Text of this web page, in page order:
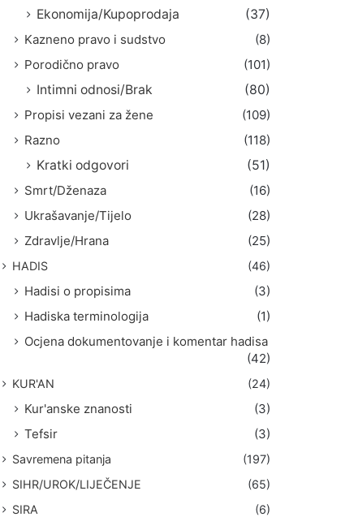
Ekonomija/Kupoprodaja
(37)
Kazneno pravo i sudstvo
(8)
Porodično pravo
(101)
Intimni odnosi/Brak
(80)
Propisi vezani za žene
(109)
Razno
(118)
Kratki odgovori
(51)
Smrt/Dženaza
(16)
Ukrašavanje/Tijelo
(28)
Zdravlje/Hrana
(25)
HADIS (46)
Hadisi o propisima
(3)
Hadiska terminologija
(1)
Ocjena dokumentovanje i komentar hadisa
(42)
KUR'AN (24)
Kur'anske znanosti
(3)
Tefsir
(3)
Savremena pitanja
(197)
SIHR/UROK/LIJEČENJE
(65)
SIRA
(6)